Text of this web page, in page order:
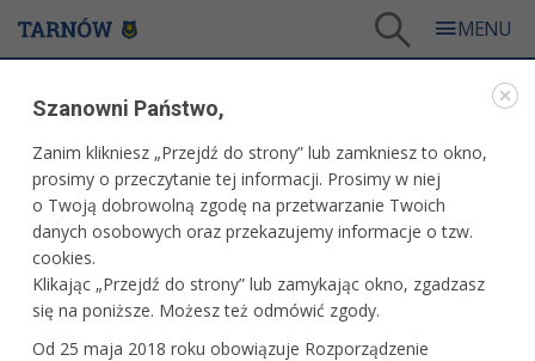
GALERIA - MIASTO 2007
Dni Honorowego Krwiodawstwa
Szanowni Państwo,
Zanim klikniesz „Przejdź do strony” lub zamkniesz to okno,
prosimy o przeczytanie tej informacji. Prosimy w niej
o Twoją dobrowolną zgodę na przetwarzanie Twoich
danych osobowych oraz przekazujemy informacje o tzw.
cookies.
Klikając „Przejdź do strony” lub zamykając okno, zgadzasz
się na poniższe. Możesz też odmówić zgody.
Od 25 maja 2018 roku obowiązuje Rozporządzenie